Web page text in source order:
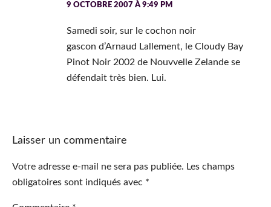
9 OCTOBRE 2007 À 9:49 PM
Samedi soir, sur le cochon noir
gascon d’Arnaud Lallement, le Cloudy Bay
Pinot Noir 2002 de Nouvvelle Zelande se
défendait très bien. Lui.
Laisser un commentaire
Votre adresse e-mail ne sera pas publiée. Les champs
obligatoires sont indiqués avec *